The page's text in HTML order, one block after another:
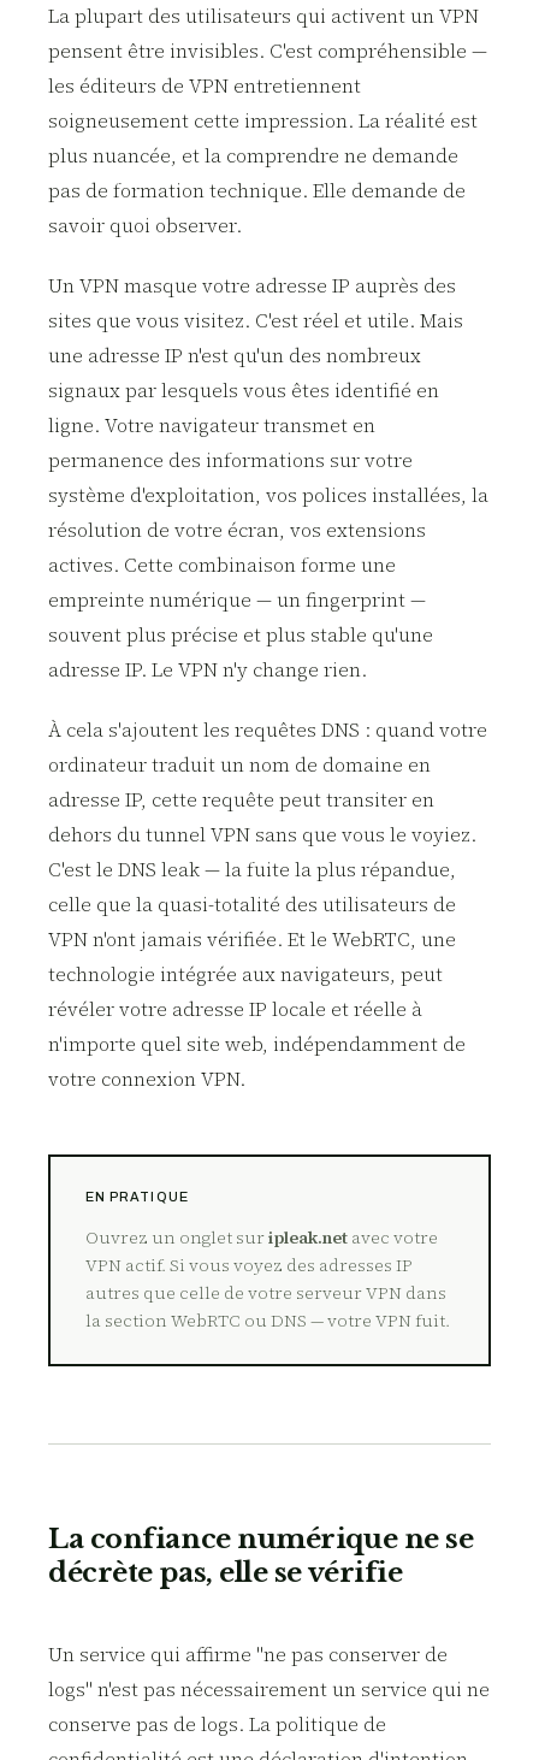
La plupart des utilisateurs qui activent un VPN
pensent être invisibles. C'est compréhensible —
les éditeurs de VPN entretiennent
soigneusement cette impression. La réalité est
plus nuancée, et la comprendre ne demande
pas de formation technique. Elle demande de
savoir quoi observer.
Un VPN masque votre adresse IP auprès des
sites que vous visitez. C'est réel et utile. Mais
une adresse IP n'est qu'un des nombreux
signaux par lesquels vous êtes identifié en
ligne. Votre navigateur transmet en
permanence des informations sur votre
système d'exploitation, vos polices installées, la
résolution de votre écran, vos extensions
actives. Cette combinaison forme une
empreinte numérique — un fingerprint —
souvent plus précise et plus stable qu'une
adresse IP. Le VPN n'y change rien.
À cela s'ajoutent les requêtes DNS : quand votre
ordinateur traduit un nom de domaine en
adresse IP, cette requête peut transiter en
dehors du tunnel VPN sans que vous le voyiez.
C'est le DNS leak — la fuite la plus répandue,
celle que la quasi-totalité des utilisateurs de
VPN n'ont jamais vérifiée. Et le WebRTC, une
technologie intégrée aux navigateurs, peut
révéler votre adresse IP locale et réelle à
n'importe quel site web, indépendamment de
votre connexion VPN.
EN PRATIQUE
Ouvrez un onglet suripleak.netavec votre
VPN actif. Si vous voyez des adresses IP
autres que celle de votre serveur VPN dans
la section WebRTC ou DNS — votre VPN fuit.
La confiance numérique ne se
décrète pas, elle se vérifie
Un service qui affirme "ne pas conserver de
logs" n'est pas nécessairement un service qui ne
conserve pas de logs. La politique de